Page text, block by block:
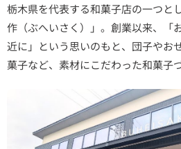
栃木県を代表する和菓子店の一つと
作（ぶへいさく）」。創業以来、「
近に」という思いのもと、団子やお
菓子など、素材にこだわった和菓子